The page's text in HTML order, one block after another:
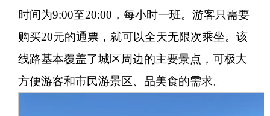
时间为9:00至20:00，每小时一班。游客只需要
购买20元的通票，就可以全天无限次乘坐。该
线路基本覆盖了城区周边的主要景点，可极大
方便游客和市民游景区、品美食的需求。